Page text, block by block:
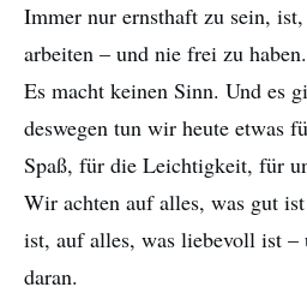
Immer nur ernsthaft zu sein,
arbeiten – und nie frei zu
Es macht keinen Sinn. Und es
deswegen tun wir heute etwas
Spaß, für die Leichtigkeit, für
Wir achten auf alles, was gut
ist, auf alles, was liebevoll ist –
daran.